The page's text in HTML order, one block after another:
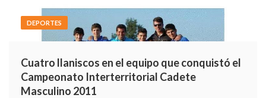
DEPORTES
Cuatro llaniscos en el equipo que conquistó el
Campeonato Interterritorial Cadete
Masculino 2011